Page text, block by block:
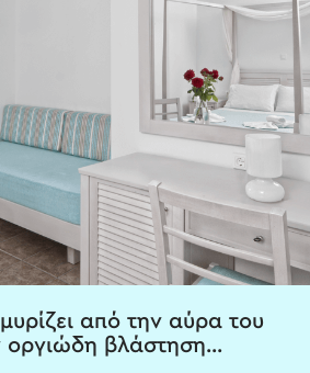
από την αύρα του
οργιώδη βλάστηση...